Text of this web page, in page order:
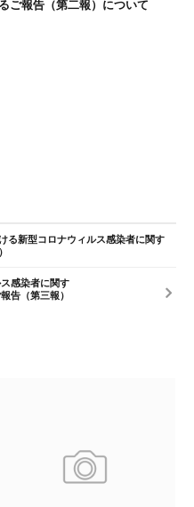
ご報告（第二報）について
る新型コロナウィルス感染者に関す
感染者に関す
告（第三報）